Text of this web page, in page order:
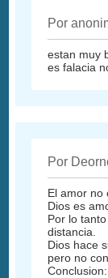
Por
estan muy
es falacia
Por
El amor no
Dios es
Por lo
distancia.
Dios hace
pero no